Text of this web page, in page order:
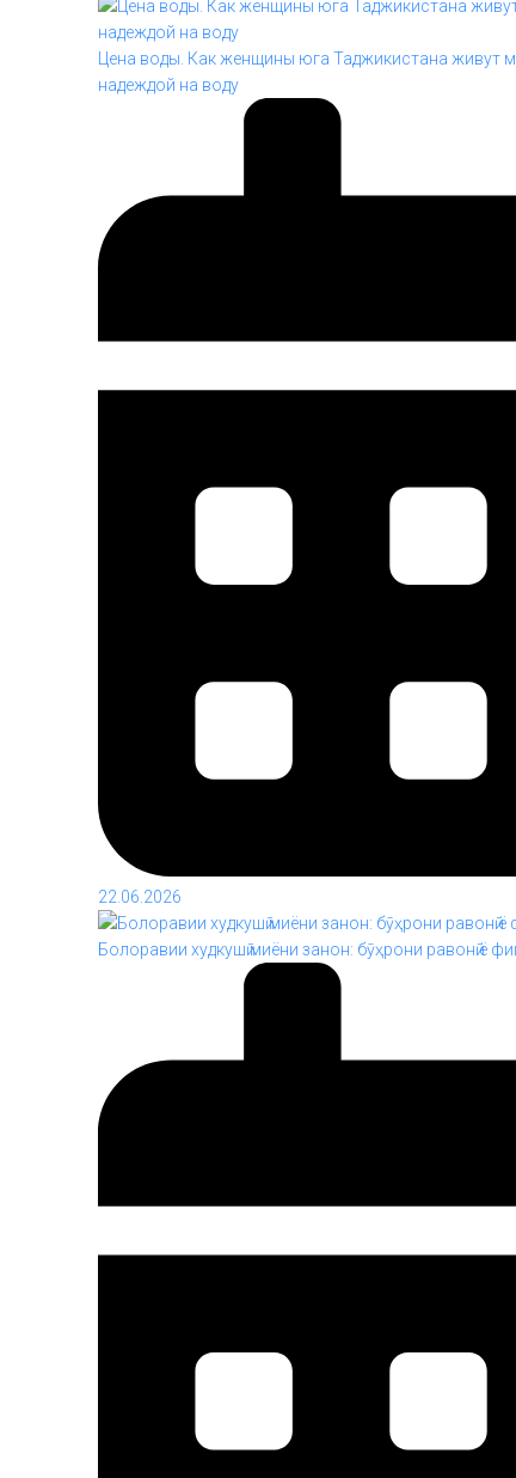
Цена воды. Как женщины юга Таджикистана живут
надеждой на воду
22.06.2026
Болоравии худкушӣ миёни занон: бӯҳрони равонӣ ё